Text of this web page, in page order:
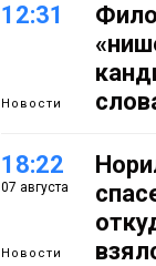
12:31
Новости
18:22
07 августа
Новости